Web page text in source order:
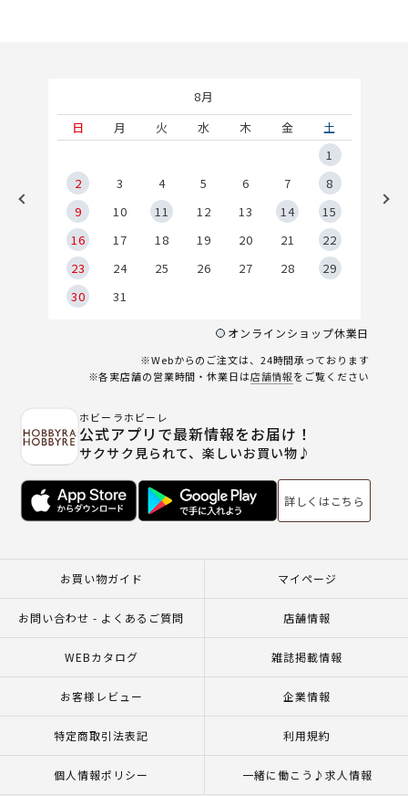
8月
日
月 火 水 木 金
土
1
2
3 4 5 6 7
8
9
10 11 12 13 14
15
16
17 18 19 20 21
22
23
24 25 26 27 28
29
30
31
オンラインショップ休業日
※Webからのご注文は、24時間承っております
※各実店舗の営業時間・休業日は店舗情報をご覧ください
ホビーラホビーレ
公式アプリで最新情報をお届け！
サクサク見られて、楽しいお買い物♪
詳しくはこちら
お買い物ガイド マイページ
お問い合わせ - よくあるご質問 店舗情報
WEBカタログ 雑誌掲載情報
お客様レビュー 企業情報
特定商取引法表記 利用規約
個人情報ポリシー 一緒に働こう♪求人情報